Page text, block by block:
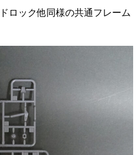
ロック他同様の共通フレーム